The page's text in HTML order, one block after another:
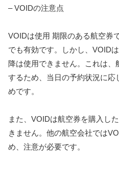
– VOIDの注意点
VOIDは使用 期限のある航空券
でも有効です。しかし、VOID
降は使用できません。これは
するため、当日の予約状況に応
めです。
また、VOIDは航空券を購入し
きません。他の航空会社では
め、注意が必要です。